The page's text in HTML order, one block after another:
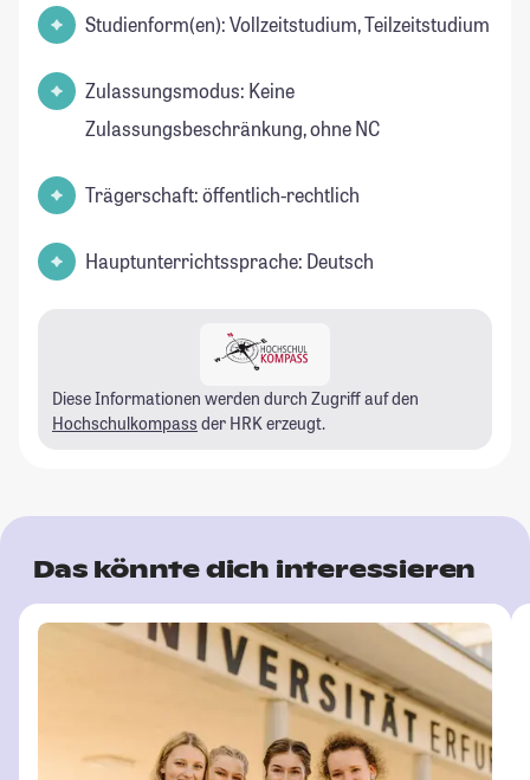
Studienform(en): Vollzeitstudium, Teilzeitstudium
Zulassungsmodus: Keine
Zulassungsbeschränkung, ohne NC
Trägerschaft: öffentlich-rechtlich
Hauptunterrichtssprache: Deutsch
Diese Informationen werden durch Zugriff auf den
Hochschulkompass der HRK erzeugt.
Das könnte dich interessieren